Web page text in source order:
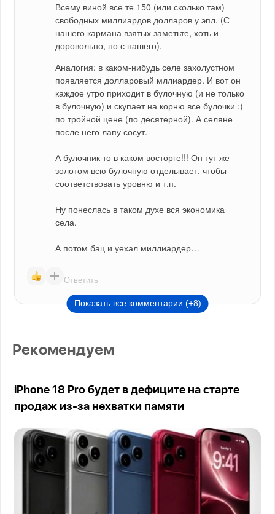
Всему виной все те 150 (или сколько там)
свободных миллиардов долларов у эпл. (С
нашего кармана взятых заметьте, хоть и
доровольно, но с нашего).
Аналогия: в каком-нибудь селе захолустном
появляется долларовый мллиардер. И вот он
каждое утро приходит в булочную (и не только
в булочную) и скупает на корню все булочки :)
по тройной цене (по десятерной). А селяне
после него лапу сосут.
А булочник то в каком восторге!!! Он тут же
золотом всю булочную отделывает, чтобы
соответствовать уровню и т.п.
Ну понеслась в таком духе вся экономика
села.
А потом бац и уехал миллиардер…
Ответить
Показать все комментарии (+8)
Рекомендуем
iPhone 18 Pro будет в дефиците на старте
продаж из-за нехватки памяти